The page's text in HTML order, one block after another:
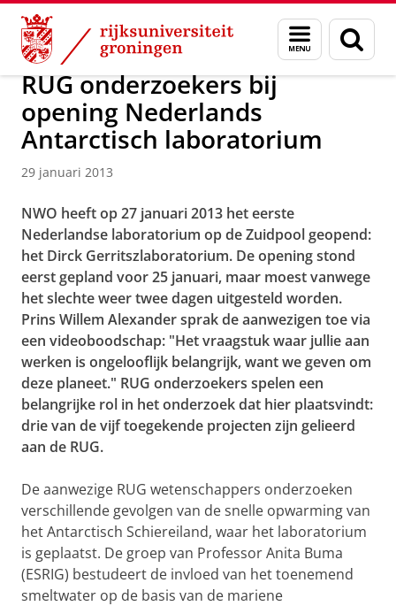
Skip
Content
Skip
Navigation
Menu
en
zoeken
Over ons Faculty of Science and Engineering Nieuws
RUG onderzoekers bij
opening Nederlands
Antarctisch laboratorium
29 januari 2013
NWO heeft op 27 januari 2013 het eerste
Nederlandse laboratorium op de Zuidpool geopend:
het Dirck Gerritszlaboratorium. De opening stond
eerst gepland voor 25 januari, maar moest vanwege
het slechte weer twee dagen uitgesteld worden.
Prins Willem Alexander sprak de aanwezigen toe via
een videoboodschap: "Het vraagstuk waar jullie aan
werken is ongelooflijk belangrijk, want we geven om
deze planeet." RUG onderzoekers spelen een
belangrijke rol in het onderzoek dat hier plaatsvindt:
drie van de vijf toegekende projecten zijn gelieerd
aan de RUG.
De aanwezige RUG wetenschappers onderzoeken
verschillende gevolgen van de snelle opwarming van
het Antarctisch Schiereiland, waar het laboratorium
is geplaatst. De groep van Professor Anita Buma
(ESRIG) bestudeert de invloed van het toenemend
smeltwater op de basis van de mariene